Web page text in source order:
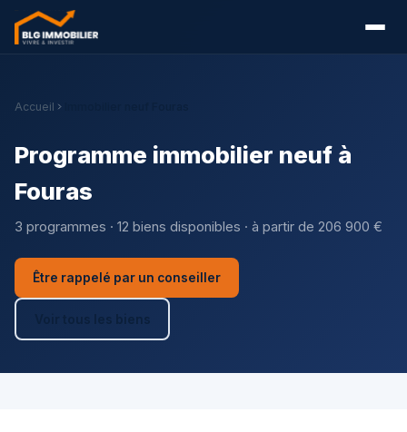
Accueil
Programme immobilier neuf à
Fouras
3 programmes · 12 biens disponibles · à partir de 206 900 €
Être rappelé par un conseiller
Voir tous les biens